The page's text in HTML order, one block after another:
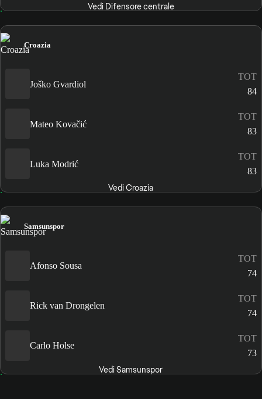
Vedi Difensore centrale
Croazia
Joško Gvardiol
TOT
84
Mateo Kovačić
TOT
83
Luka Modrić
TOT
83
Vedi Croazia
Samsunspor
Afonso Sousa
TOT
74
Rick van Drongelen
TOT
74
Carlo Holse
TOT
73
Vedi Samsunspor